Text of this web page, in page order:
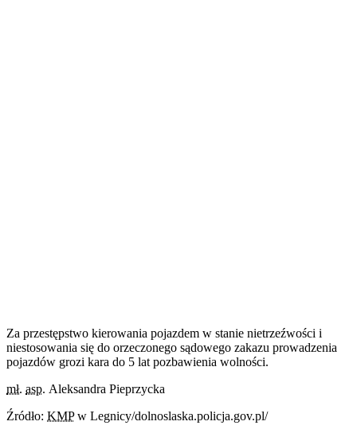
Za przestępstwo kierowania pojazdem w stanie nietrzeźwości i
niestosowania się do orzeczonego sądowego zakazu prowadzenia
pojazdów grozi kara do 5 lat pozbawienia wolności.
mł. asp. Aleksandra Pieprzycka
Źródło: KMPw Legnicy/dolnoslaska.policja.gov.pl/